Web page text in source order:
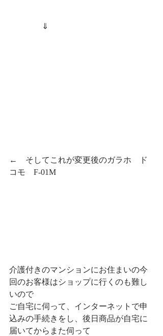
⇓
←　そしてこれが変更後のガラホ　ド
コモ　F-01M
介護付きのマンションにお住まいの今
回のお客様はショップに行くのも難し
いので
ご自宅に伺って、インターネットで申
込みの手続きをし、後日商品が自宅に
届いてからまた伺って